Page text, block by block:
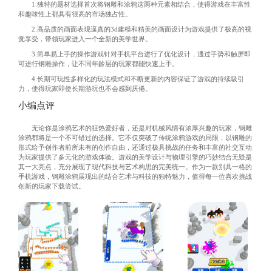
1.独特的题材选择首次将钢雕和涂鸦这两种元素相结合，使得游戏在丰富性
和趣味性上都具有很高的市场独占性。
2.高品质的画面表现逼真的3d建模和精美的画面设计为游戏提供了极高的视
觉享受，带领玩家进入一个全新的美学世界。
3.简单易上手的操作游戏针对手机平台进行了优化设计，通过手势和触屏即
可进行钢雕操作，让不同年龄层的玩家都能快速上手。
4.长期可玩性多样化的玩法模式和不断更新的内容保证了游戏的持续吸引
力，使得玩家即使长期游玩也不会感到厌倦。
小编点评
无论你是涂鸦艺术的狂热爱好者，还是对机械风情有浓厚兴趣的玩家，钢雕
涂鸦都将是一个不可错过的选择。它不仅突破了传统涂鸦游戏的局限，以钢雕的
形式给予创作者前所未有的创作自由，还通过极具挑战的任务和丰富的社交互动
为玩家提供了多元化的游戏体验。游戏的美学设计与物理引擎的巧妙结合无疑是
其一大亮点，充分展现了现代科技与艺术构思的完美统一。作为一款别具一格的
手机游戏，钢雕涂鸦展现出的结合艺术与科技的独特魅力，值得每一位喜欢挑战
创新的玩家下载尝试。